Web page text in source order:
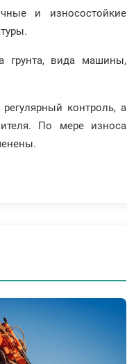
и износостойкие
грунта, вида машины,
контроль, а
По мере износа